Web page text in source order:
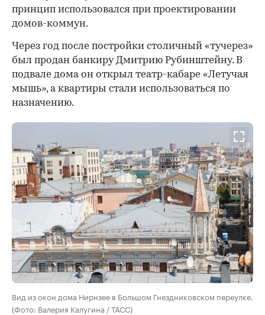
принцип использовался при проектировании
домов-коммун.
Через год после постройки столичный «тучерез»
был продан банкиру Дмитрию Рубинштейну. В
подвале дома он открыл театр-кабаре «Летучая
мышь», а квартиры стали использоваться по
назначению.
Вид из окон дома Нирнзее в Большом Гнездниковском переулке.
(Фото: Валерия Калугина / ТАСС)